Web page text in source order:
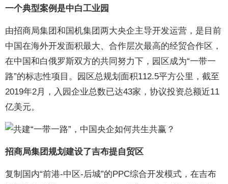
一个典型案例是中白工业园
由招商局集团和国机集团两大央企主导开发运营，是目前
中国在海外开发面积最大、合作层次最高的经贸合作区，
在中国和白俄罗斯双方的共同努力下，园区成为“一带一
路”的标志性项目。园区总规划面积112.5平方公里，截至
2019年2月，入园企业总数已达43家，协议投资总额近11
亿美元。
招商局集团规划建设了吉布提自贸区
复制国内“前港-中区-后城”的PPC综合开发模式，在吉布